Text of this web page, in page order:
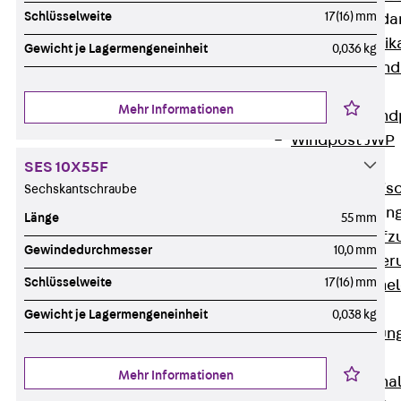
Attika-
Zurück
Windposts
Zurück
Windpost JWP
Zurück
Zurück
Schalrohre
Zurück
Schlüsselweite 17(16) mm
Gewicht je Lagermengeneinheit 0,036 kg
Mehr Informationen
SES 10X55F
Sechskantschraube
Länge 55 mm
Gewindedurchmesser 10,0 mm
Schlüsselweite 17(16) mm
Gewicht je Lagermengeneinheit 0,038 kg
Mehr Informationen